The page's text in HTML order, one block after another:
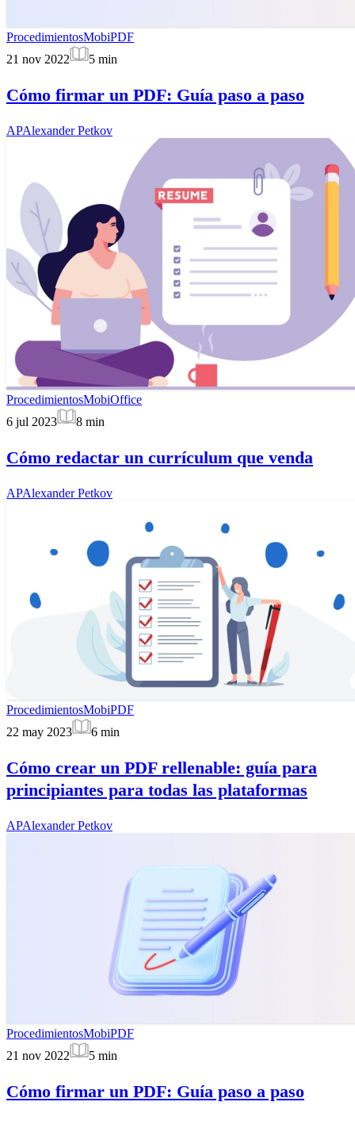
ProcedimientosMobiPDF
21 nov 2022
5 min
Cómo firmar un PDF: Guía paso a paso
APAlexander Petkov
ProcedimientosMobiOffice
6 jul 2023
8 min
Cómo redactar un currículum que venda
APAlexander Petkov
ProcedimientosMobiPDF
22 may 2023
6 min
Cómo crear un PDF rellenable: guía para
principiantes para todas las plataformas
APAlexander Petkov
ProcedimientosMobiPDF
21 nov 2022
5 min
Cómo firmar un PDF: Guía paso a paso